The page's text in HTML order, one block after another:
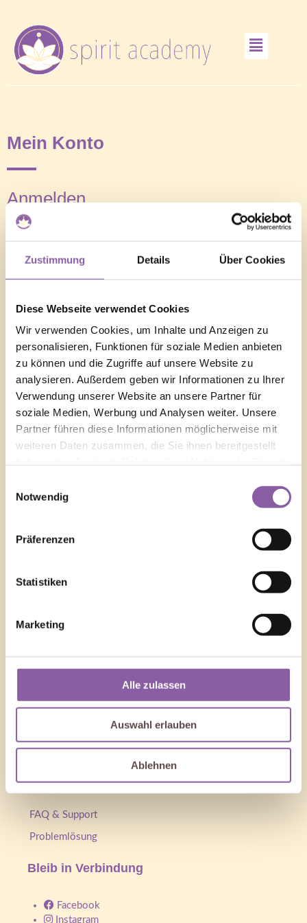
Zustimmung Details Über Cookies
Diese Webseite verwendet Cookies
Wir verwenden Cookies, um Inhalte und Anzeigen zu
personalisieren, Funktionen für soziale Medien anbieten
zu können und die Zugriffe auf unsere Website zu
analysieren. Außerdem geben wir Informationen zu Ihrer
Verwendung unserer Website an unsere Partner für
soziale Medien, Werbung und Analysen weiter. Unsere
Partner führen diese Informationen möglicherweise mit
weiteren Daten zusammen, die Sie ihnen bereitgestellt
Notwendig
Präferenzen
Statistiken
Marketing
Alle zulassen
Auswahl erlauben
Ablehnen
Mein Konto
Anmelden
Benutzername oder E-Mail-Adresse
*
Angemeldet bleiben
Anmelden
Passwort vergessen?
spirit academy®
Spirit-Academy®
Spirit Academy –
Spirit-Academy®
Bei Spirit-Academy®
bewerben
Datenschutzerklärung
Verbraucher
Verträge hier kündigen
AGB
Cookie Deklaration
Support
FAQ & Support
Problemlösung
Bleib in Verbindung
Facebook
Instagram